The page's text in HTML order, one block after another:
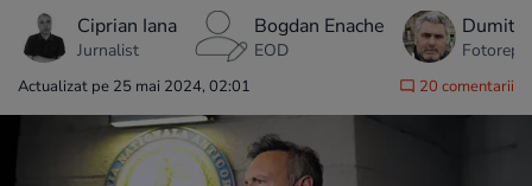
Ciprian Iana
Jurnalist
Bogdan Enache
EOD
Actualizat pe 25 mai 2024, 02:01 20 comentarii